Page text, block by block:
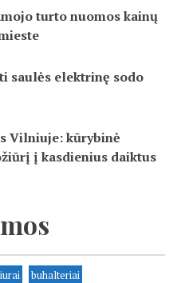
turto nuomos kainų
saulės elektrinę sodo
Vilniuje: kūrybinė
į kasdienius daiktus
buhalteriai